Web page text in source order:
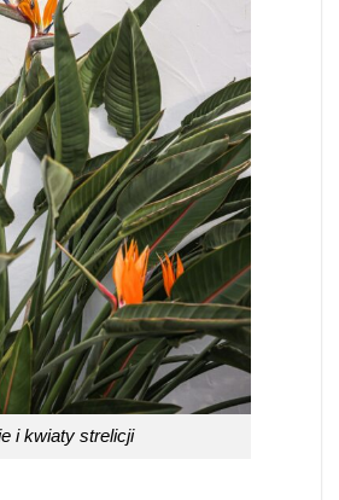
i kwiaty strelicji